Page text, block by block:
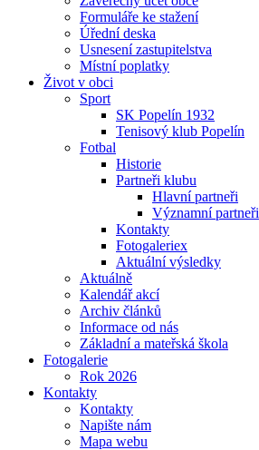
Formuláře ke stažení
Úřední deska
Usnesení zastupitelstva
Místní poplatky
Život v obci
Sport
SK Popelín 1932
Tenisový klub Popelín
Fotbal
Historie
Partneři klubu
Hlavní partneři
Významní partneři
Kontakty
Fotogaleriex
Aktuální výsledky
Aktuálně
Kalendář akcí
Archiv článků
Informace od nás
Základní a mateřská škola
Fotogalerie
Rok 2026
Kontakty
Kontakty
Napište nám
Mapa webu